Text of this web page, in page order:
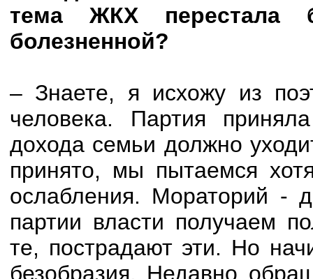
тема ЖКХ перестала
болезненной?
– Знаете, я исхожу из
человека. Партия
дохода семьи должно
принято, мы пытаемся
ослабления. Мораторий -
партии власти получаем
те, пострадают эти. Но
безобразия. Недавно